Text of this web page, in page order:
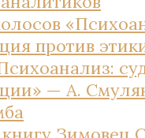
против
— А.